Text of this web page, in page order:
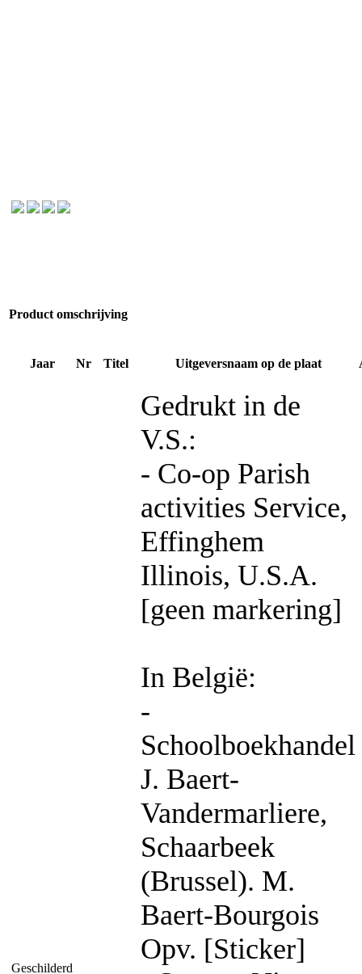
Product omschrijving
Jaar Nr Titel Uitgeversnaam op de plaat
Geschilderd
Gedrukt in de
V.S.:
- Co-op Parish
activities Service,
Effinghem
Illinois, U.S.A.
[geen markering]
In België:
-
Schoolboekhandel
J. Baert-
Vandermarliere,
Schaarbeek
(Brussel). M.
Baert-Bourgois
Opv. [Sticker]